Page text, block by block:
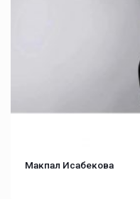
Макпал Исабекова